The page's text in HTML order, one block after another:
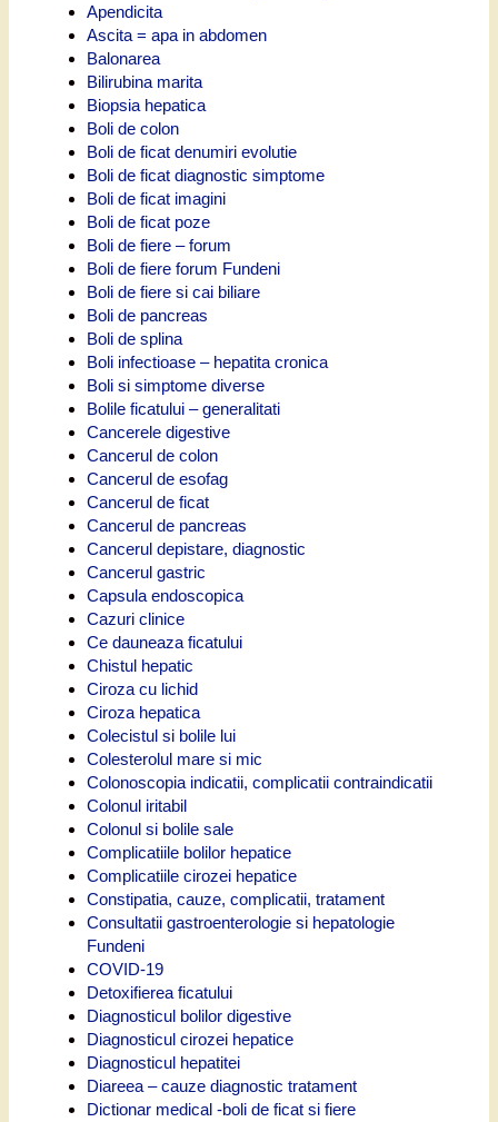
Apendicita
Ascita = apa in abdomen
Balonarea
Bilirubina marita
Biopsia hepatica
Boli de colon
Boli de ficat denumiri evolutie
Boli de ficat diagnostic simptome
Boli de ficat imagini
Boli de ficat poze
Boli de fiere – forum
Boli de fiere forum Fundeni
Boli de fiere si cai biliare
Boli de pancreas
Boli de splina
Boli infectioase – hepatita cronica
Boli si simptome diverse
Bolile ficatului – generalitati
Cancerele digestive
Cancerul de colon
Cancerul de esofag
Cancerul de ficat
Cancerul de pancreas
Cancerul depistare, diagnostic
Cancerul gastric
Capsula endoscopica
Cazuri clinice
Ce dauneaza ficatului
Chistul hepatic
Ciroza cu lichid
Ciroza hepatica
Colecistul si bolile lui
Colesterolul mare si mic
Colonoscopia indicatii, complicatii contraindicatii
Colonul iritabil
Colonul si bolile sale
Complicatiile bolilor hepatice
Complicatiile cirozei hepatice
Constipatia, cauze, complicatii, tratament
Consultatii gastroenterologie si hepatologie
Fundeni
COVID-19
Detoxifierea ficatului
Diagnosticul bolilor digestive
Diagnosticul cirozei hepatice
Diagnosticul hepatitei
Diareea – cauze diagnostic tratament
Dictionar medical -boli de ficat si fiere